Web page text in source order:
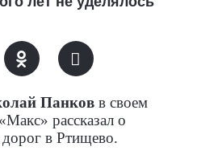
Панков в своем
рассказал о
в Ртищево.